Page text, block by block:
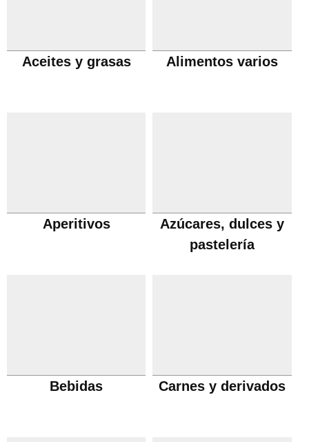
Aceites y grasas Alimentos varios
Aperitivos
Azúcares, dulces y
pastelería
Bebidas Carnes y derivados